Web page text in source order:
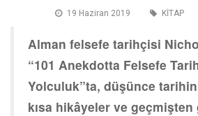
19 Haziran 2019 KİTAP
Alman felsefe tarihçisi
“101 Anekdotta Felsefe
Yolculuk”ta, düşünce
kısa hikâyeler ve